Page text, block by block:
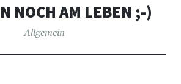
NOCH AM LEBEN ;-)
Allgemein